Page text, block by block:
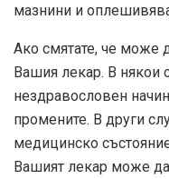
мазнини и
Ако смятате, че може
Вашия лекар. В някои
нездравословен
промените. В други
медицинско
Вашият лекар може